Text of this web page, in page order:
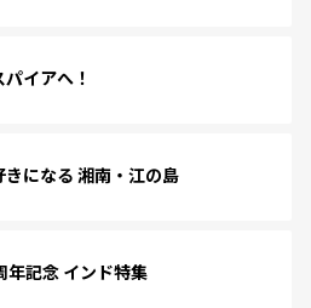
イアへ！
になる 湘南・江の島
年記念 インド特集